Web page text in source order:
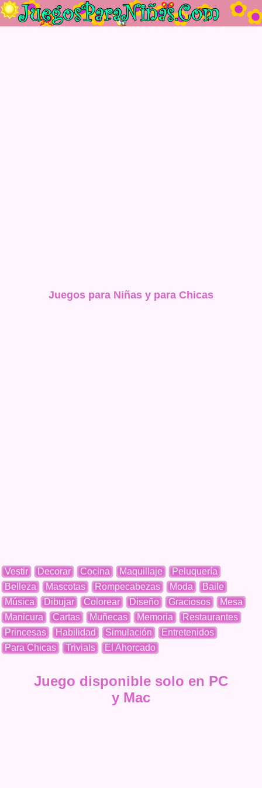
Juegos para Niñas y para Chicas
Vestir Decorar Cocina Maquillaje
Peluquería
Belleza
Mascotas Rompecabezas Moda
Baile
Música
Dibujar Colorear Diseño Graciosos
Mesa
Manicura
Cartas Muñecas Memoria
Restaurantes
Princesas
Habilidad Simulación
Entretenidos
Para Chicas
Trivials El Ahorcado
Juego disponible solo en PC
y Mac